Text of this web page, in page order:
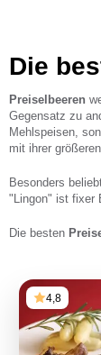
Die
Preiselbeeren
Gegensatz zu
Mehlspeisen,
mit ihrer
Besonders
"Lingon" ist fixer
Die besten
4,8